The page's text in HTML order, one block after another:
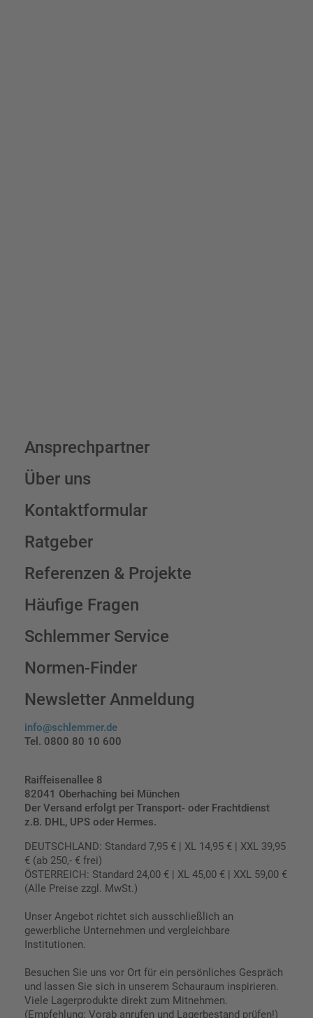
Ansprechpartner
Über uns
Kontaktformular
Ratgeber
Referenzen & Projekte
Häufige Fragen
Schlemmer Service
Normen-Finder
Newsletter Anmeldung
info@schlemmer.de
Tel. 0800 80 10 600
Raiffeisenallee 8
82041 Oberhaching bei München
Der Versand erfolgt per Transport- oder Frachtdienst
z.B. DHL, UPS oder Hermes.
DEUTSCHLAND: Standard 7,95 € | XL 14,95 € | XXL 39,95
€ (ab 250,- € frei)
ÖSTERREICH: Standard 24,00 € | XL 45,00 € | XXL 59,00 €
(Alle Preise zzgl. MwSt.)
Unser Angebot richtet sich ausschließlich an
gewerbliche Unternehmen und vergleichbare
Institutionen.
Besuchen Sie uns vor Ort für ein persönliches Gespräch
und lassen Sie sich in unserem Schauraum inspirieren.
Viele Lagerprodukte direkt zum Mitnehmen.
(Empfehlung: Vorab anrufen und Lagerbestand prüfen!)